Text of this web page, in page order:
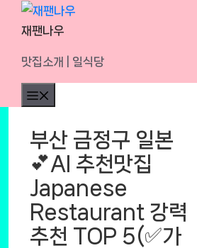
Skip
재팬나우
맛집소개 | 일식당
부산 금정구 일본
💕AI 추천맛집
Japanese
Restaurant 강력
추천 TOP 5(✅가